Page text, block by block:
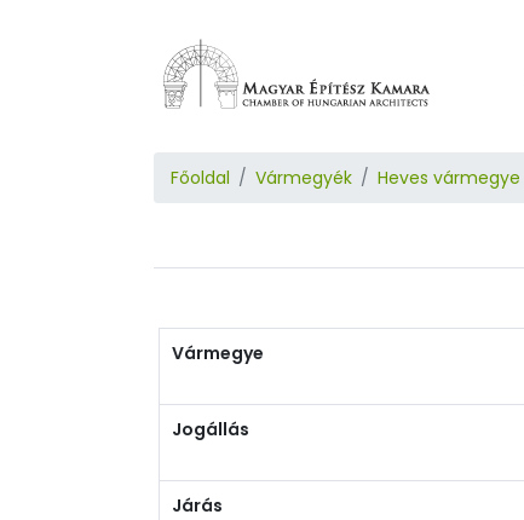
Főoldal Vármegyék Heves vármegye
Vármegye
Jogállás
Járás